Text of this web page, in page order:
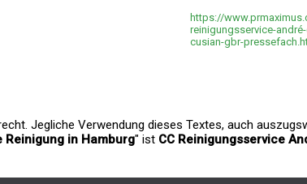
https://
reinigungsservice-
cusian-gbr-
Jegliche Verwendung dieses Textes, auch
in Hamburg" ist CC Reinigungsservice